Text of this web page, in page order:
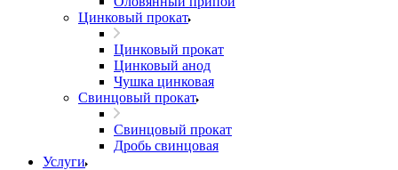
Цинковый прокат
Цинковый прокат
Цинковый анод
Чушка цинковая
Свинцовый прокат
Свинцовый прокат
Дробь свинцовая
Услуги